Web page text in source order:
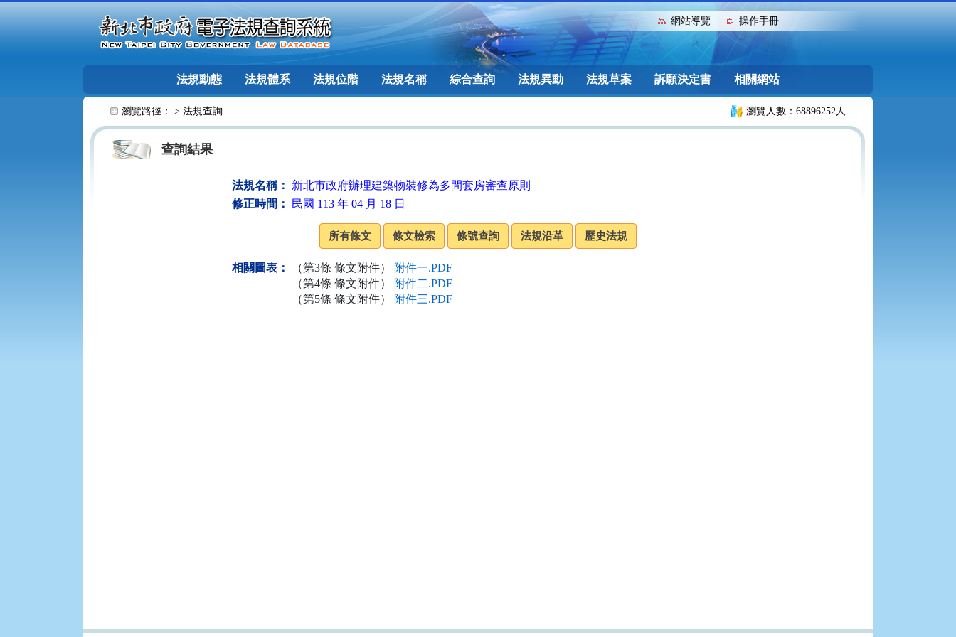
::: 網站導覽 操作手冊
法規動態 法規體系 法規位階 法規名稱 綜合查詢 法規異動 法規草案 訴願決定書 相關網站
瀏覽路徑： > 法規查詢 瀏覽人數：68896252人
查詢結果
法規名稱：
新北市政府辦理建築物裝修為多間套房審查原則
修正時間：
民國 113 年 04 月 18 日
相關圖表： （第3條 條文附件）
附件一.PDF
（第4條 條文附件）
附件二.PDF
（第5條 條文附件）
附件三.PDF